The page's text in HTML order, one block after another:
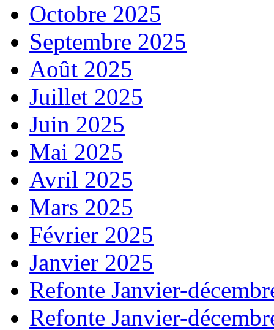
Octobre 2025
Septembre 2025
Août 2025
Juillet 2025
Juin 2025
Mai 2025
Avril 2025
Mars 2025
Février 2025
Janvier 2025
Refonte Janvier-
Refonte Janvier-